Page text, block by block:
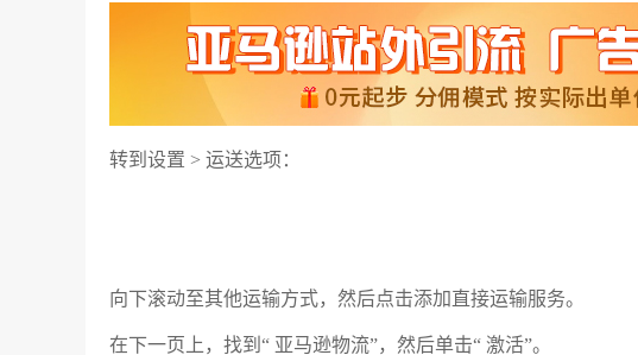
转到设置 > 运送选项：
向下滚动至其他运输方式，然后点击添加直接运输服务。
在下一页上，找到“ 亚马逊物流”，然后单击“ 激活”。